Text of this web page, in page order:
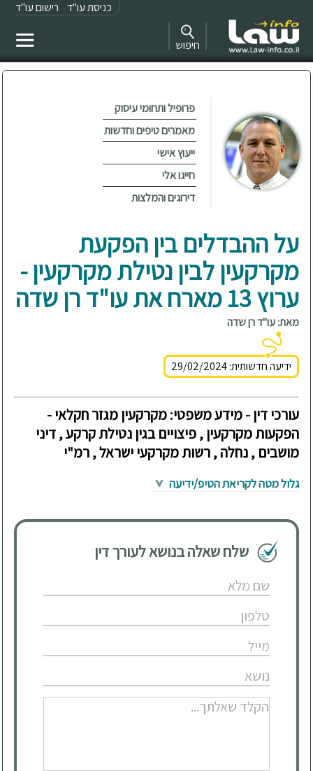
כניסת עו"ד רישום עו"ד
חיפוש
פרופיל ותחומי עיסוק
מאמרים טיפים וחדשות
ייעוץ אישי
חייגו אלי
דירוגים והמלצות
על ההבדלים בין הפקעת
מקרקעין לבין נטילת מקרקעין -
ערוץ 13 מארח את עו"ד רן שדה
מאת: עו"ד רן שדה
ידיעה חדשותית: 29/02/2024
עורכי דין - מידע משפטי: מקרקעין מגזר חקלאי -
הפקעות מקרקעין , פיצויים בגין נטילת קרקע , דיני
מושבים , נחלה , רשות מקרקעי ישראל , רמ"י
גלול מטה לקריאת הטיפ/ידיעה
שלח שאלה בנושא לעורך דין